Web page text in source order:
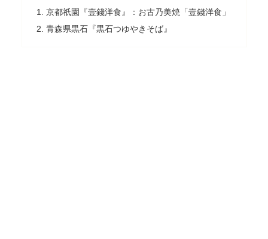
京都祇園『壹錢洋食』：お古乃美焼「壹錢洋食」
青森県黒石『黒石つゆやきそば』